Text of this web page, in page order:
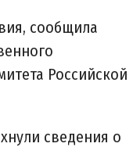
сообщила
Российской
сведения о